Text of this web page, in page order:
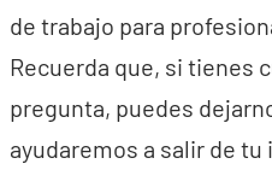
de trabajo para
Recuerda que, si tienes
pregunta, puedes
ayudaremos a salir de